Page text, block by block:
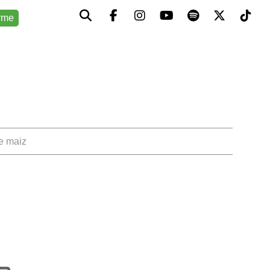
maiz